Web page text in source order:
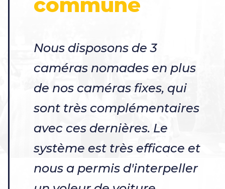
Nous disposons de 3
caméras nomades en plus
de nos caméras fixes, qui
sont très complémentaires
avec ces dernières. Le
système est très efficace et
nous a permis d'interpeller